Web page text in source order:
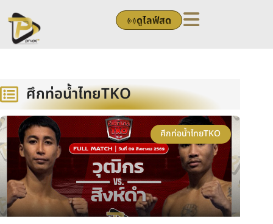
to
content
ดูไลฟ์สด
ศึกท่อน้ำไทยTKO
ศึกท่อน้ำไทยTKO